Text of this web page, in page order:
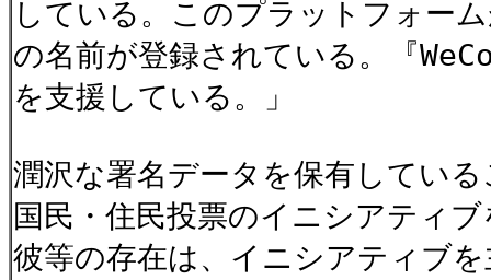
している。このプラットフォー
の名前が登録されている。『
を支援している。」
潤沢な署名データを保有してい
国民・住民投票のイニシアティ
彼等の存在は、イニシアティブ